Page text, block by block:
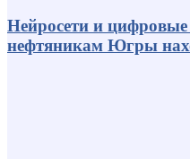
Нейросети и
нефтяникам Югры